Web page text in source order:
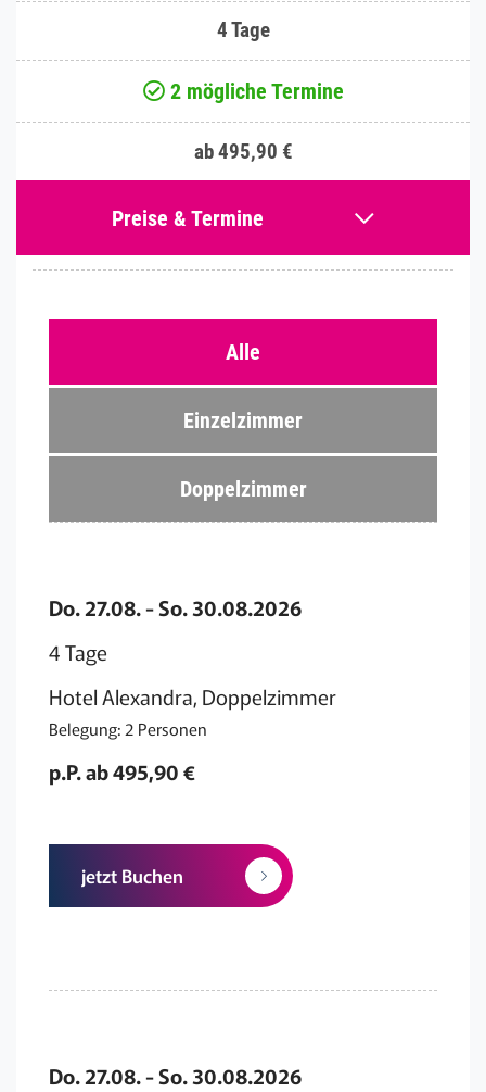
4 Tage
2 mögliche Termine
ab 495,90 €
Preise & Termine
Alle
Einzelzimmer
Doppelzimmer
Do. 27.08. - So. 30.08.2026
4 Tage
Hotel Alexandra, Doppelzimmer
Belegung: 2 Personen
p.P. ab 495,90 €
jetzt Buchen
Do. 27.08. - So. 30.08.2026